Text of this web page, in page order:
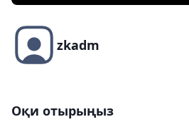
zkadm
Оқи отырыңыз